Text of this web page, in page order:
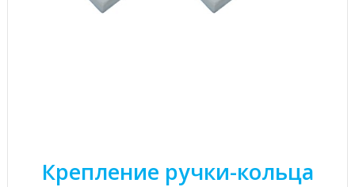
Крепление ручки-кольца